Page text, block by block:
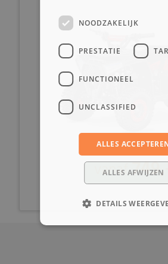
vanaf
NOODZAKELIJK
PRESTATIE
FUNCTIONEEL
UNCLASSIFIED
ALLES
ALLES AFWIJZEN
DETAILS